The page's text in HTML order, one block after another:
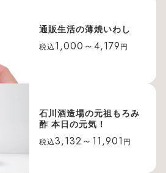
通販生活の薄焼いわし
税込 1,000～4,179 円
石川酒造場の元祖もろみ
酢 本日の元気！
税込3,132～11,901 円